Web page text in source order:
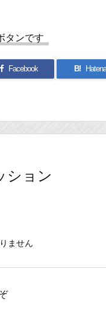
タンです
Facebook B!
ション
ません